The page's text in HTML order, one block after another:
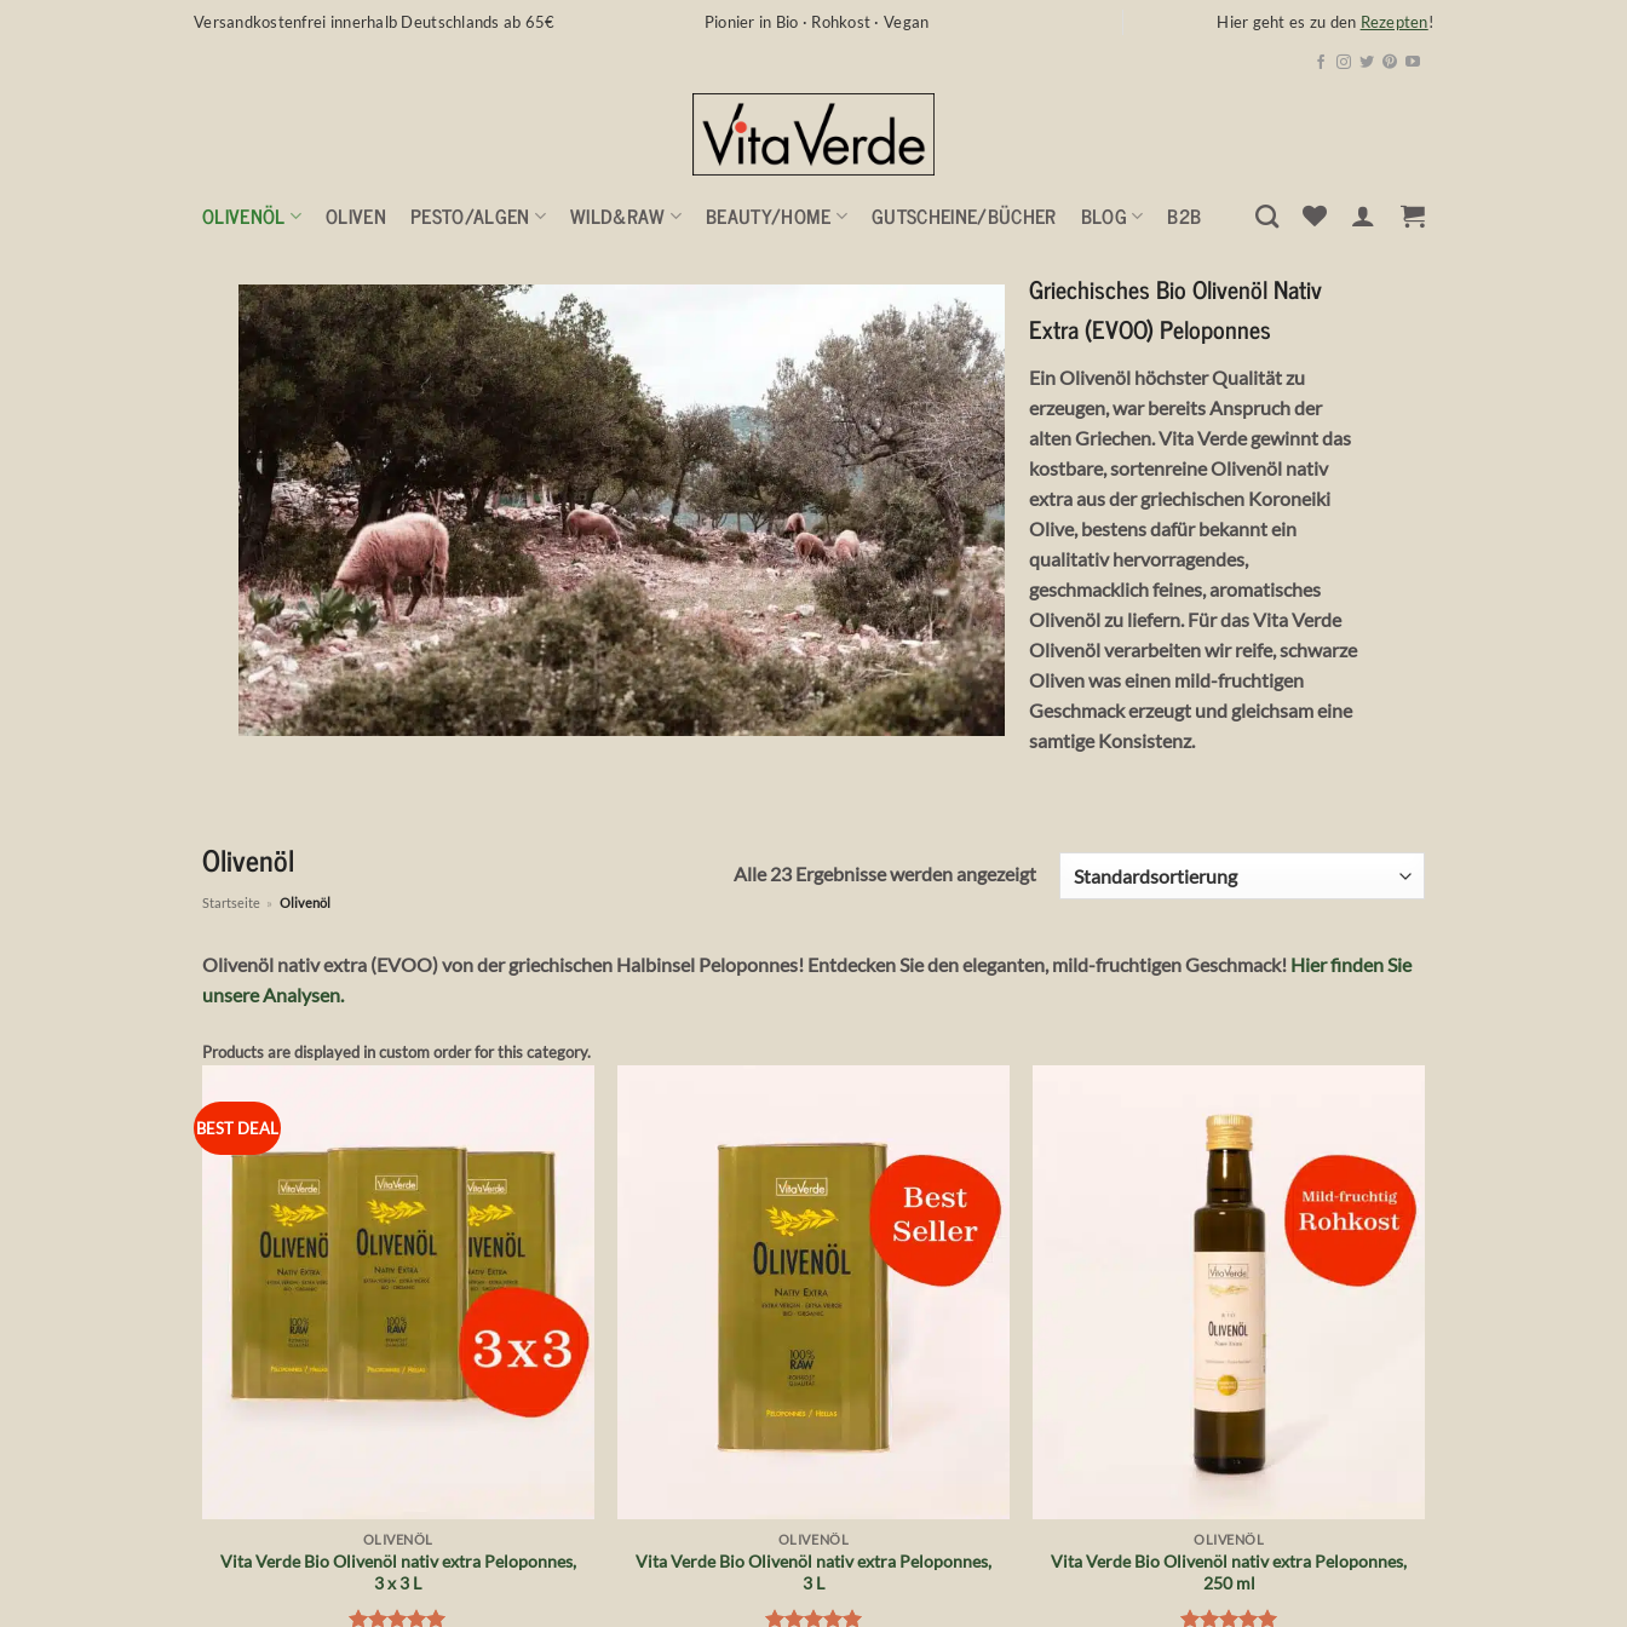
Zum
Versandkostenfrei innerhalb Deutschlands ab 65€ Pionier in Bio · Rohkost · Vegan Hier geht es zu den Rezepten!
OLIVENÖL OLIVEN PESTO/ALGEN WILD&RAW BEAUTY/HOME GUTSCHEINE/BÜCHER BLOG B2B
Griechisches Bio Olivenöl Nativ
Extra (EVOO) Peloponnes
Ein Olivenöl höchster Qualität zu
erzeugen, war bereits Anspruch der
alten Griechen. Vita Verde gewinnt das
kostbare, sortenreine Olivenöl nativ
extra aus der griechischen Koroneiki
Olive, bestens dafür bekannt ein
qualitativ hervorragendes,
geschmacklich feines, aromatisches
Olivenöl zu liefern. Für das Vita Verde
Olivenöl verarbeiten wir reife, schwarze
Oliven was einen mild-fruchtigen
Geschmack erzeugt und gleichsam eine
samtige Konsistenz.
Olivenöl
Startseite » Olivenöl
Alle 23 Ergebnisse werden angezeigt
Olivenöl nativ extra (EVOO) von der griechischen Halbinsel Peloponnes! Entdecken Sie den eleganten, mild-fruchtigen Geschmack! Hier finden Sie
unsere Analysen.
Products are displayed in custom order for this category.
BEST DEAL
Wunschliste
OLIVENÖL
Vita Verde Bio Olivenöl nativ extra Peloponnes,
3 x 3 L
OLIVENÖL
Vita Verde Bio Olivenöl nativ extra Peloponnes,
3 L
OLIVENÖL
Vita Verde Bio Olivenöl nativ extra Peloponnes,
250 ml